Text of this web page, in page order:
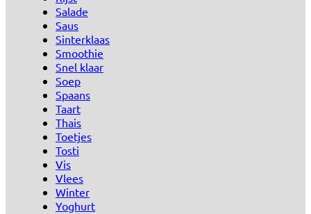
Salade
Saus
Sinterklaas
Smoothie
Snel klaar
Soep
Spaans
Taart
Thais
Toetjes
Tosti
Vis
Vlees
Winter
Yoghurt